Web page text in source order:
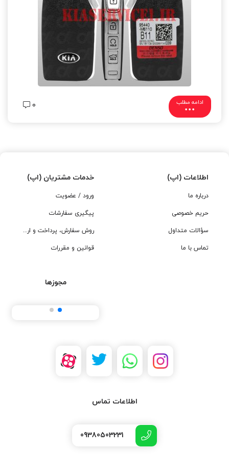
ادامه مطلب 0
اطلاعات (اپ)
درباره ما
حریم خصوصی
سؤالات متداول
تماس با ما
خدمات مشتریان (اپ)
ورود / عضویت
پیگیری سفارشات
روش سفارش، پرداخت و ارسال
قوانین و مقررات
مجوزها
اطلاعات تماس
09380503231